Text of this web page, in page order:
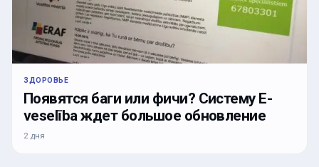
ЗДОРОВЬЕ
Появятся баги или фичи? Систему E-
veselība ждет большое обновление
2 дня